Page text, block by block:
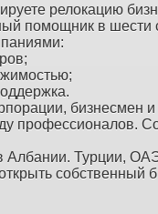
релокацию
помощник в
профессионалов.
Албании. Турции,
собственный